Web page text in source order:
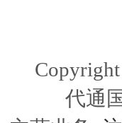
Copyright
代通